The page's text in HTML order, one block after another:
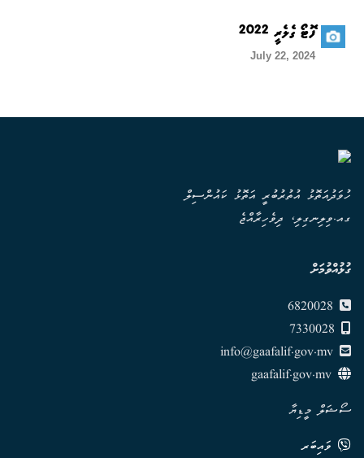
ފޮޓޯ ގެލެރީ 2022
July 22, 2024
ހުވަދުއަތޮޅު އުތުރުބުރީ އަތޮޅު ކައުންސިލް
ގއ.ވިލިނގިލި، ދިވެހިރާއްޖެ
ގުޅުއްވުމަށް
info@gaafalif.gov.mv
ސޯޝަލް މީޑިޔާ
ވައިބަރ